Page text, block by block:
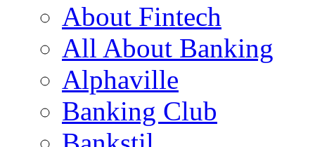
About Fintech
All About Banking
Alphaville
Banking Club